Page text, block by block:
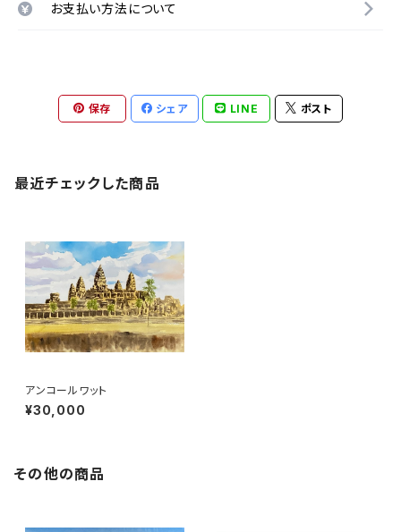
お支払い方法について
保存 シェア LINE ポスト
最近チェックした商品
アンコールワット
¥30,000
その他の商品